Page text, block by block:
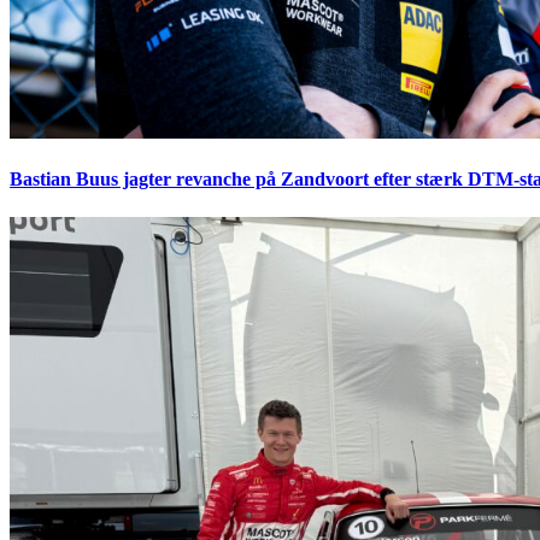
Bastian Buus jagter revanche på Zandvoort efter stærk DTM-